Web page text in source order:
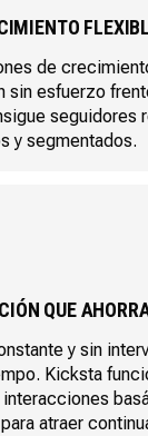
de
sin esfuerzo
seguidores
y segmentados.
QUE
y sin
Kicksta
atraer